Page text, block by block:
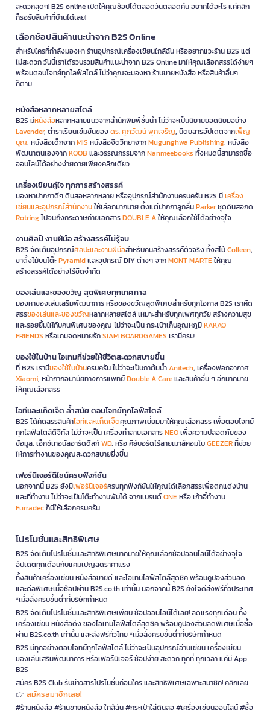
สะดวกสุดๆ! B2S online เปิดให้คุณช้อปได้ตลอดวันตลอดคืน อยากได้อะไร แค่คลิก
ก็รอรับสินค้าที่บ้านได้เลย!
เลือกช้อปสินค้าแนะนำจาก B2S Online
สำหรับใครที่กำลังมองหา ร้านอุปกรณ์เครื่องเขียนใกล้ฉัน หรืออยากแวะร้าน B2S แต่
ไม่สะดวก วันนี้เราได้รวบรวมสินค้าแนะนำจาก B2S Online มาให้คุณเลือกสรรได้ง่ายๆ
พร้อมตอบโจทย์ทุกไลฟ์สไตล์ ไม่ว่าคุณจะมองหา ร้านขายหนังสือ หรือสินค้าอื่นๆ
ก็ตาม
หนังสือหลากหลายสไตล์
B2S มีหนังสือหลากหลายแนวจากสำนักพิมพ์ชั้นนำ ไม่ว่าจะเป็นนิยายยอดนิยมอย่าง
Lavender, ตำราเรียนเข้มข้นของดร. ศุภวัฒน์ พุกเจริญ, นิตยสารอัปเดตจากเพ็ญ
บุญ, หนังสือเด็กจากMIS หนังสือจิตวิทยาจากMugunghwa Publishing, หนังสือ
พัฒนาตนเองจากKOOB และวรรณกรรมจากNanmeebooks ทั้งหมดนี้สามารถซื้อ
ออนไลน์ได้อย่างง่ายดายเพียงคลิกเดียว
เครื่องเขียนคู่ใจ ทุกการสร้างสรรค์
มองหาปากกาดีๆ ดินสอหลากหลาย หรืออุปกรณ์สำนักงานครบครัน B2S มีเครื่อง
เขียนและอุปกรณ์สำนักงานให้เลือกมากมาย ตั้งแต่ปากกาลูกลื่นParkerชุดดินสอกด
Rotringไปจนถึงกระดาษถ่ายเอกสารDOUBLE Aให้คุณเลือกใช้ได้อย่างจุใจ
งานศิลป์ งานฝีมือ สร้างสรรค์ไม่รู้จบ
B2S จัดเต็มอุปกรณ์ศิลปะและงานฝีมือสำหรับคนสร้างสรรค์ตัวจริง ทั้งสีไม้Colleen,
ขาตั้งไม้บนโต๊ะPyramidและอุปกรณ์ DIY ต่างๆ จากMONT MARTEให้คุณ
สร้างสรรค์ได้อย่างไร้ขีดจำกัด
ของเล่นและของขวัญ สุดพิเศษทุกเทศกาล
มองหาของเล่นเสริมพัฒนาการ หรือของขวัญสุดพิเศษสำหรับทุกโอกาส B2S เราคัด
สรรของเล่นและของขวัญหลากหลายสไตล์ เหมาะสำหรับทุกเพศทุกวัย สร้างความสุข
และรอยยิ้มให้กับคนพิเศษของคุณ ไม่ว่าจะเป็น กระเป๋าเก็บอุณหภูมิKAKAO
FRIENDS หรือเกมจดหมายรักSIAM BOARDGAMES เรามีครบ!
ของใช้ในบ้าน ไอเทมที่ช่วยให้ชีวิตสะดวกสบายขึ้น
ที่ B2S เรามีของใช้ในบ้านครบครัน ไม่ว่าจะเป็นกาต้มน้ำAnitech, เครื่องฟอกอากาศ
Xiaomi, หน้ากากอนามัยทางการแพทย์Double A Careและสินค้าอื่น ๆ อีกมากมาย
ให้คุณเลือกสรร
ไอทีและแก็ดเจ็ต ล้ำสมัย ตอบโจทย์ทุกไลฟ์สไตล์
B2S ได้คัดสรรสินค้าไอทีและแก็ดเจ็ตคุณภาพเยี่ยมมาให้คุณเลือกสรร เพื่อตอบโจทย์
ทุกไลฟ์สไตล์ดิจิทัล ไม่ว่าจะเป็น เครื่องทำลายเอกสารNEOเพื่อความปลอดภัยของ
ข้อมูล, เอ็กซ์เทอนัลฮาร์ดดิสก์WD, หรือ คีย์บอร์ดไร้สายเมาส์คอมโบGEEZERที่ช่วย
ให้การทำงานของคุณสะดวกสบายยิ่งขึ้น
เฟอร์นิเจอร์ดีไซน์ครบฟังก์ชั่น
นอกจากนี้ B2S ยังมีเฟอร์นิเจอร์ครบทุกฟังก์ชันให้คุณได้เลือกสรรเพื่อตกแต่งบ้าน
และที่ทำงาน ไม่ว่าจะเป็นโต๊ะทำงานพับได้ จากแบรนด์ONEหรือ เก้าอี้ทำงาน
Furradecก็มีให้เลือกครบครัน
โปรโมชั่นและสิทธิพิเศษ
B2S จัดเต็มโปรโมชั่นและสิทธิพิเศษมากมายให้คุณเลือกช้อปออนไลน์ได้อย่างจุใจ
อัปเดตทุกเดือนกับแคมเปญลดราคาแรง
ทั้งสินค้าเครื่องเขียน หนังสือขายดี และไอเทมไลฟ์สไตล์สุดชิค พร้อมคูปองส่วนลด
และดีลพิเศษเมื่อช้อปผ่าน B2S.co.th เท่านั้น นอกจากนี้ B2S ยังใจดีส่งฟรีทั่วประเทศ
*เมื่อสั่งครบขั้นต่ำที่บริษัทกำหนด
B2S จัดเต็มโปรโมชั่นและสิทธิพิเศษเพียบ ช้อปออนไลน์ได้เลย! ลดแรงทุกเดือน ทั้ง
เครื่องเขียน หนังสือดัง ของไอเทมไลฟ์สไตล์สุดชิค พร้อมคูปองส่วนลดพิเศษเมื่อซื้อ
ผ่าน B2S.co.th เท่านั้น และส่งฟรีทั่วไทย *เมื่อสั่งครบขั้นต่ำที่บริษัทกำหนด
B2S มีทุกอย่างตอบโจทย์ทุกไลฟ์สไตล์ ไม่ว่าจะเป็นอุปกรณ์อ่านเขียน เครื่องเขียน
ของเล่นเสริมพัฒนาการ หรือเฟอร์นิเจอร์ ช้อปง่าย สะดวก ทุกที่ ทุกเวลา แค่มี App
B2S
สมัคร B2S Club รับข่าวสารโปรโมชั่นก่อนใคร และสิทธิพิเศษเฉพาะสมาชิก! คลิกเลย
👉 สมัครสมาชิกเลย!
#ร้านหนังสือ #ร้านขายหนังสือ ใกล้ฉัน #กระเป๋าใส่ดินสอ #เครื่องเขียนออนไลน์ #ซื้อ